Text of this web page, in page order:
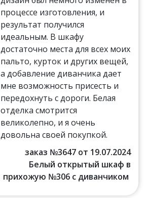
процессе изготовления, и
результат получился
идеальным. В шкафу
достаточно места для всех моих
пальто, курток и других вещей,
а добавление диванчика дает
мне возможность присесть и
передохнуть с дороги. Белая
отделка смотрится
великолепно, и я очень
довольна своей покупкой.
заказ №3647 от 19.07.2024
Белый открытый шкаф в
прихожую №306 с диванчиком